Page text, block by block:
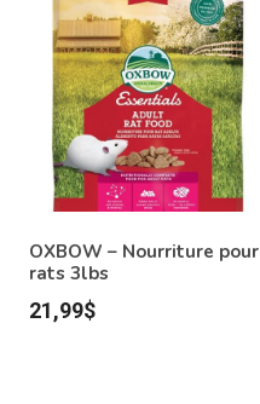
OXBOW – Nourriture pour
rats 3lbs
21,99$